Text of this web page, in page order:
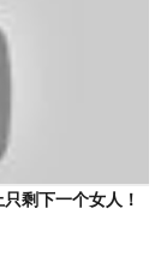
剩下一个女人！